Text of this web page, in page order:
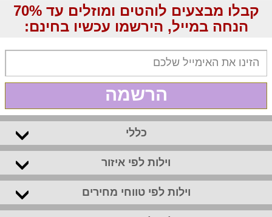
קבלו מבצעים לוהטים ומוזלים עד 70%
הנחה במייל, הירשמו עכשיו בחינם:
הרשמה
כללי
וילות לפי איזור
וילות לפי טווחי מחירים